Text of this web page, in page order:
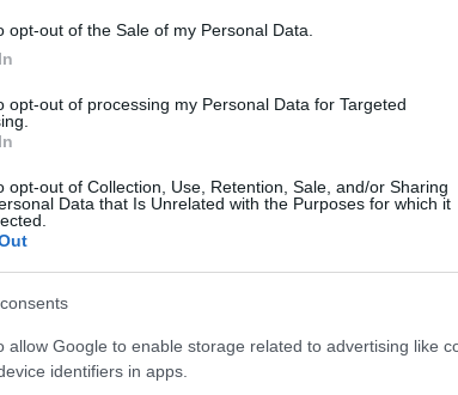
opt-out of the Sale of my Personal Data.
opt-out of processing my Personal Data for Targeted
opt-out of Collection, Use, Retention, Sale, and/or Sharing
Data that Is Unrelated with the Purposes for which it
allow Google to enable storage related to advertising like
identifiers in apps.
Horváth Zsolt